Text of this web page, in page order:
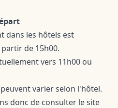
dans les hôtels est
de 15h00.
vers 11h00 ou
varier selon l'hôtel.
donc de consulter le site